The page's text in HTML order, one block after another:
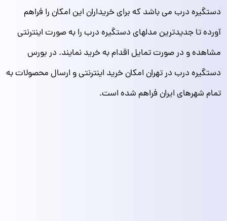
دستگیره درب می باشد که برای خریداران این امکان را فراهم
آورده تا جدیدترین مدلهای دستگیره درب را به صورت اینترنتی
مشاهده و در صورت تمایل اقدام به خرید نمایند. در بورس
دستگیره درب در تهران امکان خرید اینترنتی و ارسال محصولات به
تمام شهرهای ایران فراهم شده است.